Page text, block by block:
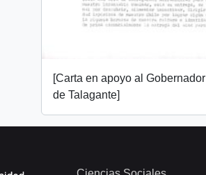
[Carta en apoyo al Gobernador
de Talagante]